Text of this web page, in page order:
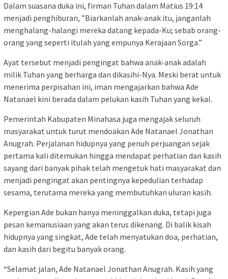
Dalam suasana duka ini, firman Tuhan dalam Matius 19:14
menjadi penghiburan, ”Biarkanlah anak-anak itu, janganlah
menghalang-halangi mereka datang kepada-Ku; sebab orang-
orang yang seperti itulah yang empunya Kerajaan Sorga.”
Ayat tersebut menjadi pengingat bahwa anak-anak adalah
milik Tuhan yang berharga dan dikasihi-Nya. Meski berat untuk
menerima perpisahan ini, iman mengajarkan bahwa Ade
Natanael kini berada dalam pelukan kasih Tuhan yang kekal.
Pemerintah Kabupaten Minahasa juga mengajak seluruh
masyarakat untuk turut mendoakan Ade Natanael Jonathan
Anugrah. Perjalanan hidupnya yang penuh perjuangan sejak
pertama kali ditemukan hingga mendapat perhatian dan kasih
sayang dari banyak pihak telah mengetuk hati masyarakat dan
menjadi pengingat akan pentingnya kepedulian terhadap
sesama, terutama mereka yang membutuhkan uluran kasih.
Kepergian Ade bukan hanya meninggalkan duka, tetapi juga
pesan kemanusiaan yang akan terus dikenang. Di balik kisah
hidupnya yang singkat, Ade telah menyatukan doa, perhatian,
dan kasih dari begitu banyak orang.
“Selamat jalan, Ade Natanael Jonathan Anugrah. Kasih yang